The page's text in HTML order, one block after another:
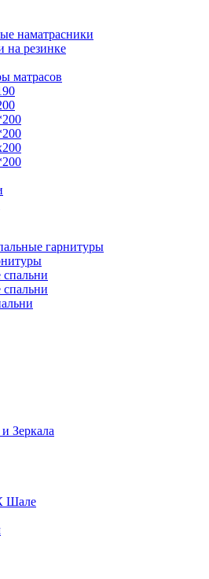
наматрасники
на резинке
матрасов
гарнитуры
спальни
Зеркала
Шале